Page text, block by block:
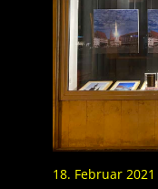
18. Februar 2021